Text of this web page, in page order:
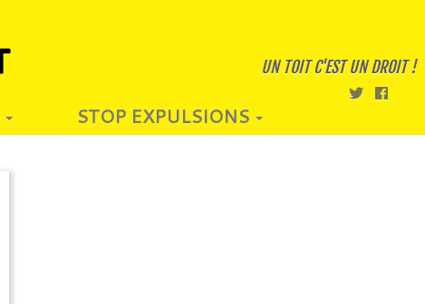
UN TOIT C'EST UN DROIT !
STOP EXPULSIONS